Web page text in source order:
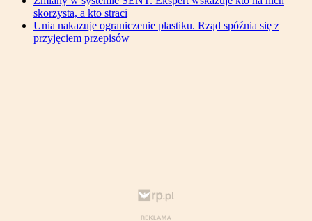
skorzysta, a kto straci
Unia nakazuje ograniczenie plastiku. Rząd spóźnia się z
przyjęciem przepisów